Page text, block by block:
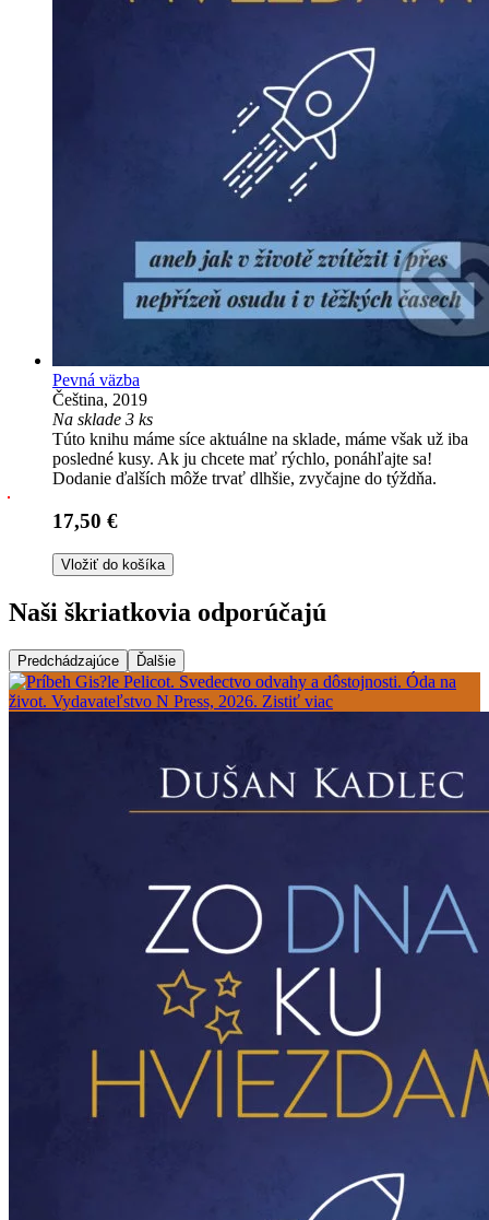
Pevná väzba
Čeština, 2019
Na sklade 3 ks
Túto knihu máme síce aktuálne na sklade, máme však už iba
posledné kusy. Ak ju chcete mať rýchlo, ponáhľajte sa!
Dodanie ďalších môže trvať dlhšie, zvyčajne do týždňa.
17,50 €
Vložiť do košíka
Naši škriatkovia odporúčajú
Predchádzajúce Ďalšie